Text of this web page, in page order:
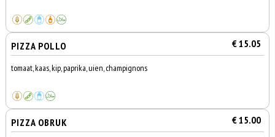
PIZZA POLLO € 15.05
tomaat, kaas, kip, paprika, uien, champignons
PIZZA OBRUK € 15.00